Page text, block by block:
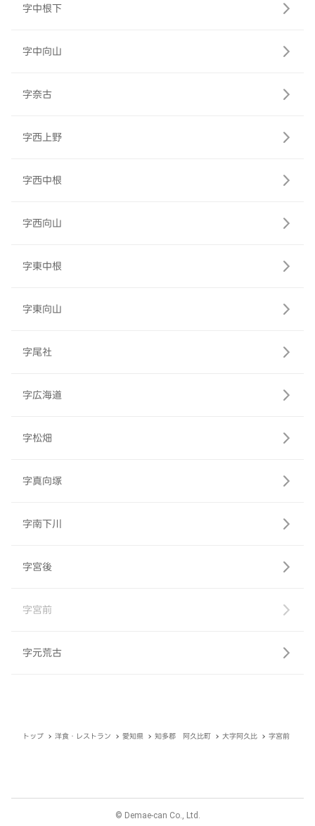
字中根下
字中向山
字奈古
字西上野
字西中根
字西向山
字東中根
字東向山
字尾社
字広海道
字松畑
字真向塚
字南下川
字宮後
字宮前
字元荒古
トップ 洋食・レストラン 愛知県 知多郡 阿久比町 大字阿久比 字宮前
© Demae-can Co., Ltd.